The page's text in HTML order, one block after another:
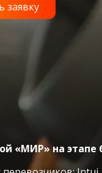
«МИР» на этапе